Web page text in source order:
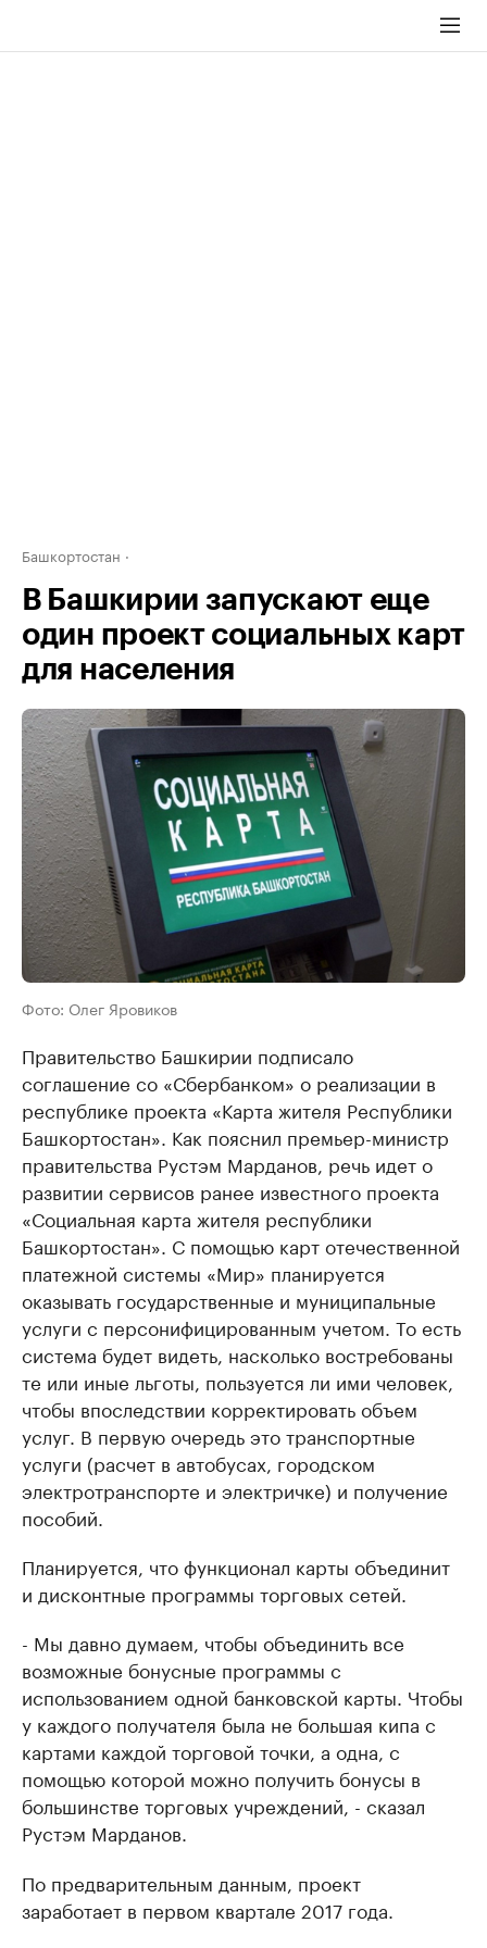
Башкортостан
В Башкирии запускают еще
один проект социальных карт
для населения
Фото: Олег Яровиков
Правительство Башкирии подписало
соглашение со «Сбербанком» о реализации в
республике проекта «Карта жителя Республики
Башкортостан». Как пояснил премьер-министр
правительства Рустэм Марданов, речь идет о
развитии сервисов ранее известного проекта
«Социальная карта жителя республики
Башкортостан». С помощью карт отечественной
платежной системы «Мир» планируется
оказывать государственные и муниципальные
услуги с персонифицированным учетом. То есть
система будет видеть, насколько востребованы
те или иные льготы, пользуется ли ими человек,
чтобы впоследствии корректировать объем
услуг. В первую очередь это транспортные
услуги (расчет в автобусах, городском
электротранспорте и электричке) и получение
пособий.
Планируется, что функционал карты объединит
и дисконтные программы торговых сетей.
- Мы давно думаем, чтобы объединить все
возможные бонусные программы с
использованием одной банковской карты. Чтобы
у каждого получателя была не большая кипа с
картами каждой торговой точки, а одна, с
помощью которой можно получить бонусы в
большинстве торговых учреждений, - сказал
Рустэм Марданов.
По предварительным данным, проект
заработает в первом квартале 2017 года.